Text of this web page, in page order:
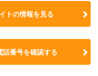
トの情報を見る
番号を確認する